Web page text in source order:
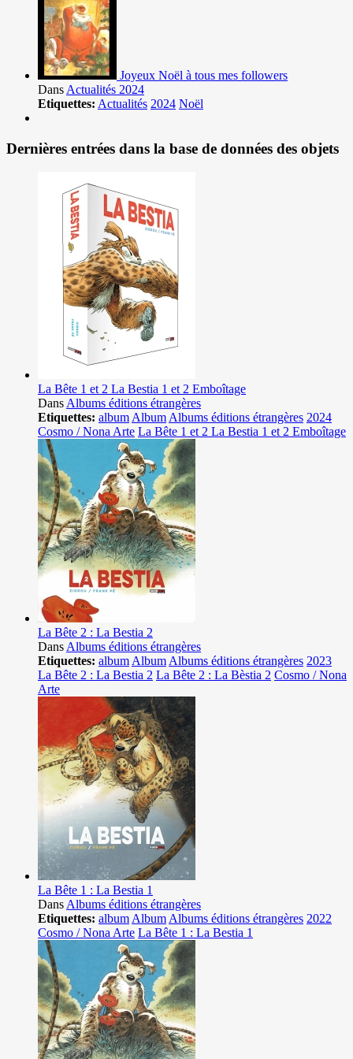
Joyeux Noël à tous mes followers
Dans Actualités 2024
Etiquettes: Actualités 2024 Noël
Dernières entrées dans la base de données des objets
La Bête 1 et 2 La Bestia 1 et 2 Emboîtage
Dans Albums éditions étrangères
Etiquettes: album Album Albums éditions étrangères 2024
Cosmo / Nona Arte La Bête 1 et 2 La Bestia 1 et 2 Emboîtage
La Bête 2 : La Bestia 2
Dans Albums éditions étrangères
Etiquettes: album Album Albums éditions étrangères 2023
La Bête 2 : La Bestia 2 La Bête 2 : La Bèstia 2 Cosmo / Nona
Arte
La Bête 1 : La Bestia 1
Dans Albums éditions étrangères
Etiquettes: album Album Albums éditions étrangères 2022
Cosmo / Nona Arte La Bête 1 : La Bestia 1